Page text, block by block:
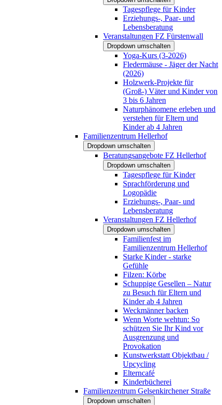
Tagespflege für Kinder
Erziehungs-, Paar- und
Lebensberatung
Veranstaltungen FZ Fürstenwall
Dropdown umschalten
Yoga-Kurs (3-2026)
Fledermäuse - Jäger der Nacht
(2026)
Holzwerk-Projekte für
(Groß-) Väter und Kinder von
3 bis 6 Jahren
Naturphänomene erleben und
verstehen für Eltern und
Kinder ab 4 Jahren
Familienzentrum Hellerhof
Dropdown umschalten
Beratungsangebote FZ Hellerhof
Dropdown umschalten
Tagespflege für Kinder
Sprachförderung und
Logopädie
Erziehungs-, Paar- und
Lebensberatung
Veranstaltungen FZ Hellerhof
Dropdown umschalten
Familienfest im
Familienzentrum Hellerhof
Starke Kinder - starke
Gefühle
Filzen: Körbe
Schuppige Gesellen – Natur
zu Besuch für Eltern und
Kinder ab 4 Jahren
Weckmänner backen
Wenn Worte wehtun: So
schützen Sie Ihr Kind vor
Ausgrenzung und
Provokation
Kunstwerkstatt Objektbau /
Upcycling
Elterncafé
Kinderbücherei
Familienzentrum Gelsenkirchener Straße
Dropdown umschalten